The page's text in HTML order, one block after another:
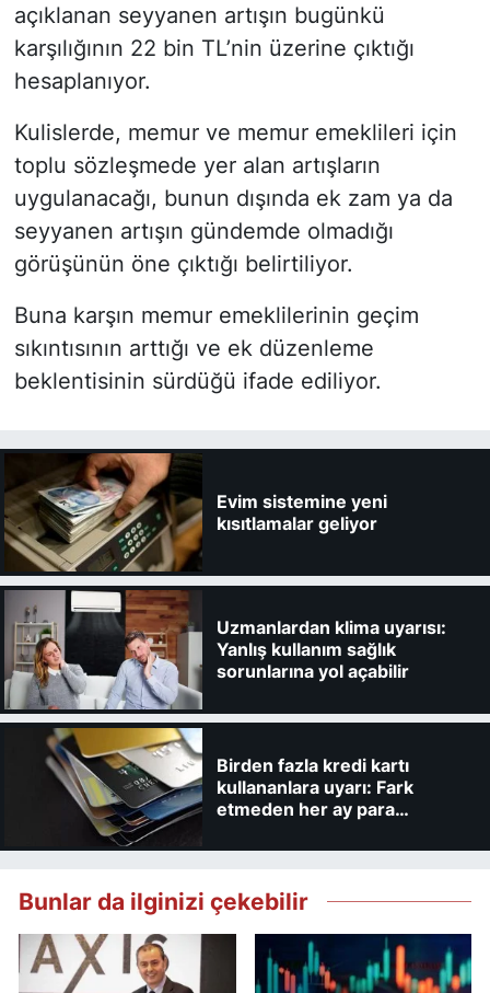
açıklanan seyyanen artışın bugünkü
karşılığının 22 bin TL’nin üzerine çıktığı
hesaplanıyor.
Kulislerde, memur ve memur emeklileri için
toplu sözleşmede yer alan artışların
uygulanacağı, bunun dışında ek zam ya da
seyyanen artışın gündemde olmadığı
görüşünün öne çıktığı belirtiliyor.
Buna karşın memur emeklilerinin geçim
sıkıntısının arttığı ve ek düzenleme
beklentisinin sürdüğü ifade ediliyor.
Evim sistemine yeni
kısıtlamalar geliyor
Uzmanlardan klima uyarısı:
Yanlış kullanım sağlık
sorunlarına yol açabilir
Birden fazla kredi kartı
kullananlara uyarı: Fark
etmeden her ay para
Bunlar da ilginizi çekebilir